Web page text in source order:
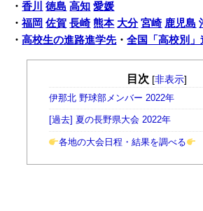
・香川 徳島 高知 愛媛
・福岡 佐賀 長崎 熊本 大分 宮崎 鹿児島
・高校生の進路進学先・全国「高校別」
目次 [非表示]
伊那北 野球部メンバー 2022年
[過去] 夏の長野県大会 2022年
各地の大会日程・結果を調べる